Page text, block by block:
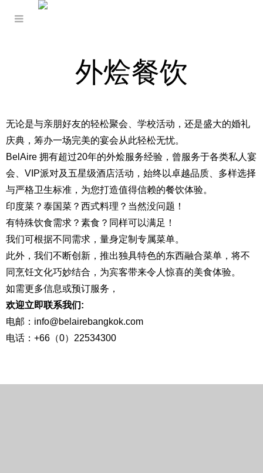
外烩餐饮
无论是与亲朋好友的轻松聚会、学校活动，还是盛大的婚礼
庆典，筹办一场完美的宴会从此轻松无忧。
BelAire 拥有超过20年的外烩服务经验，曾服务于各类私人宴
会、VIP派对及五星级酒店活动，始终以卓越品质、多样选择
与严格卫生标准，为您打造值得信赖的餐饮体验。
印度菜？泰国菜？西式料理？当然没问题！
有特殊饮食需求？素食？同样可以满足！
我们可根据不同需求，量身定制专属菜单。
此外，我们不断创新，推出独具特色的东西融合菜单，将不
同烹饪文化巧妙结合，为宾客带来令人惊喜的美食体验。
如需更多信息或预订服务，
欢迎立即联系我们:
电邮：info@belairebangkok.com
电话：+66（0）22534300